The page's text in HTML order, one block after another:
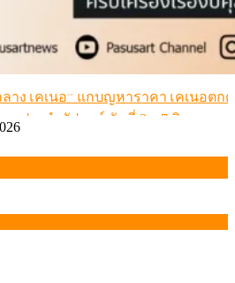
างโคเนื้อ” แก้ปัญหาราคาโคเนื้อตก
รประจำสัปดาห์ วันที่ 3 – 7 สิงหาคม
ปรับขึ้นอีก 6 บาท/แผง เริ่ม 7 ส.ค.69
รประจำสัปดาห์ วันที่ 3 – 7 สิงหาคม